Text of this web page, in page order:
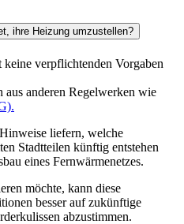
ihre Heizung umzustellen?
verpflichtenden Vorgaben
aus anderen Regelwerken wie
liefern, welche
Stadtteilen künftig entstehen
eines Fernwärmenetzes.
möchte, kann diese
besser auf zukünftige
abzustimmen.